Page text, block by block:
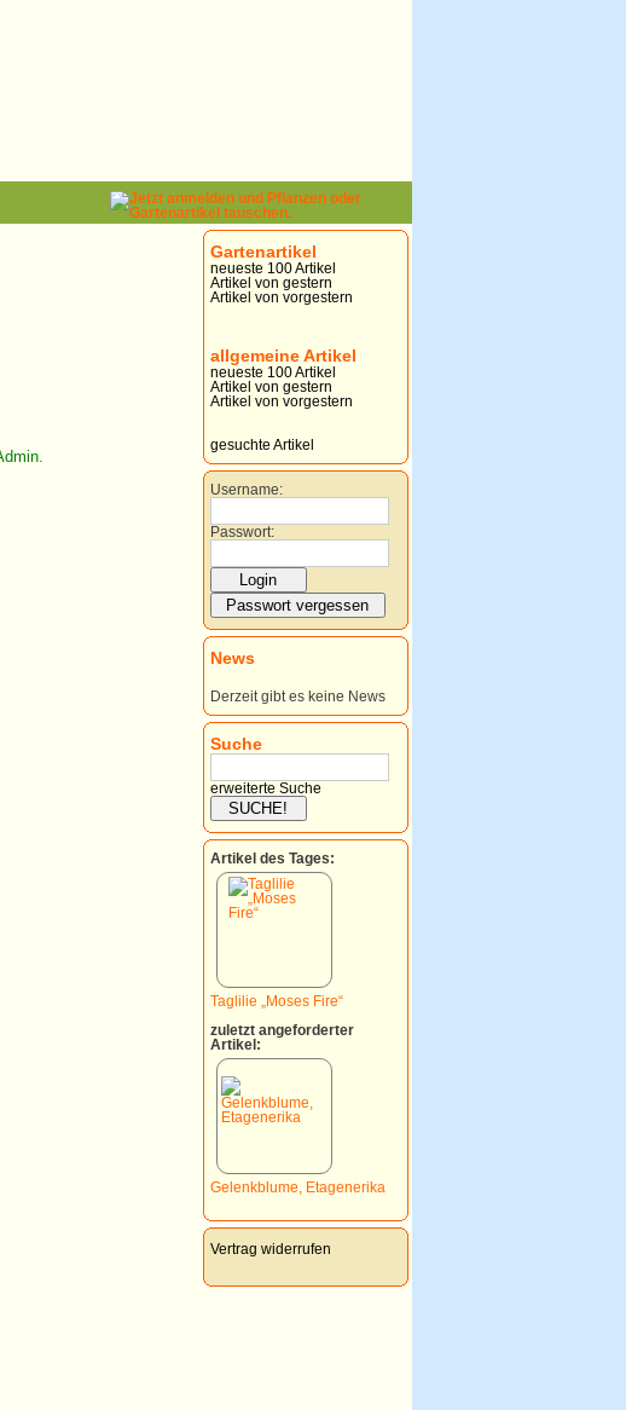
Gartenartikel
neueste 100 Artikel
Artikel von gestern
Artikel von vorgestern
allgemeine Artikel
neueste 100 Artikel
Artikel von gestern
Artikel von vorgestern
gesuchte Artikel
Username:
Passwort:
News
Derzeit gibt es keine News
Suche
erweiterte Suche
Artikel des Tages:
Taglilie „Moses Fire“
zuletzt angeforderter
Artikel:
Gelenkblume, Etagenerika
Vertrag widerrufen